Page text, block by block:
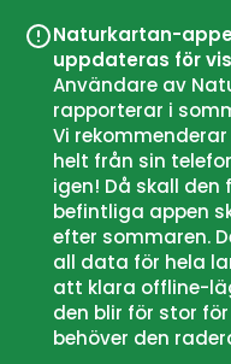
Naturkartan-
uppdateras för
Användare av
rapporterar i
Vi
helt från sin
igen! Då skall den
befintliga appen
efter sommaren.
all data för hela
att klara offline-
den blir för stor
behöver den